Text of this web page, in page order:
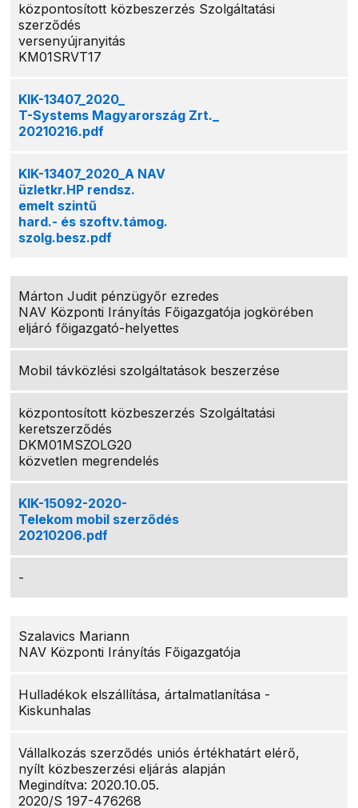
központosított közbeszerzés Szolgáltatási
szerződés
versenyújranyitás
KM01SRVT17
KIK-13407_2020_
T-Systems Magyarország Zrt._
20210216.pdf
KIK-13407_2020_A NAV
üzletkr.HP rendsz.
emelt szintű
hard.- és szoftv.támog.
szolg.besz.pdf
Márton Judit pénzügyőr ezredes
NAV Központi Irányítás Főigazgatója jogkörében
eljáró főigazgató-helyettes
Mobil távközlési szolgáltatások beszerzése
központosított közbeszerzés Szolgáltatási
keretszerződés
DKM01MSZOLG20
közvetlen megrendelés
KIK-15092-2020-
Telekom mobil szerződés
20210206.pdf
-
Szalavics Mariann
NAV Központi Irányítás Főigazgatója
Hulladékok elszállítása, ártalmatlanítása -
Kiskunhalas
Vállalkozás szerződés uniós értékhatárt elérő,
nyílt közbeszerzési eljárás alapján
Megindítva: 2020.10.05.
2020/S 197-476268